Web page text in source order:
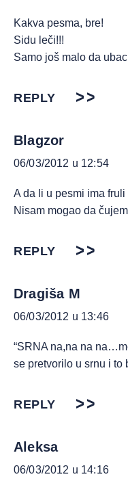
Kakva pesma, bre!
Sidu leči!!!
Samo još malo da
REPLY
Blagzor
06/03/2012 u 12:54
A da li u pesmi ima
Nisam mogao da
REPLY
Dragiša M
06/03/2012 u 13:46
“SRNA na,na na
se pretvorilo u srnu i to
REPLY
Aleksa
06/03/2012 u 14:16